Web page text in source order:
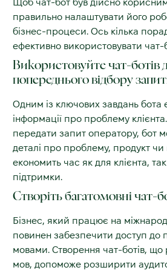
Щоб чат-бот був дійсно
правильно налаштувати його
бізнес-процеси. Ось кілька
ефективно використовувати чат-
Використовуйте чат-ботів
попереднього відбору
Одним із ключових завдань бота
інформації про проблему
передати запит оператору, бот
деталі про проблему, продукт чи
економить час як для клієнта,
підтримки.
Створіть багатомовні чат-
Бізнес, який працює на
повинен забезпечити доступ до
мовами. Створення чат-ботів, що
мов, допоможе розширити